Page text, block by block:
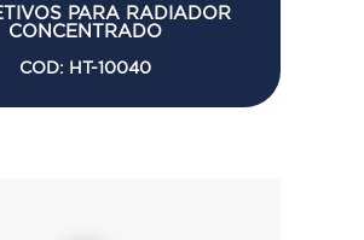
PARA RADIADOR
CONCENTRADO
COD: HT-10040